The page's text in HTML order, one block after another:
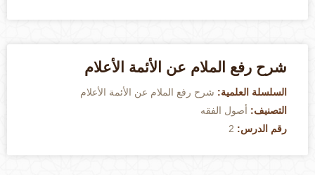
شرح رفع الملام عن الأئمة الأعلام
السلسلة العلمية:شرح رفع الملام عن الأئمة الأعلام
التصنيف:أصول الفقه
رقم الدرس:2